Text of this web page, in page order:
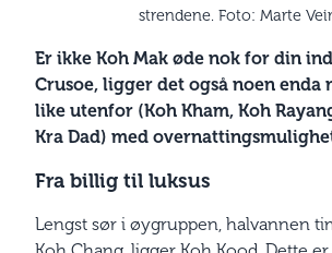
strendene. Foto: Marte
Er ikke Koh Mak øde nok for din
Crusoe, ligger det også noen enda
like utenfor (Koh Kham, Koh
Kra Dad) med
Fra billig til luksus
Lengst sør i øygruppen, halvannen